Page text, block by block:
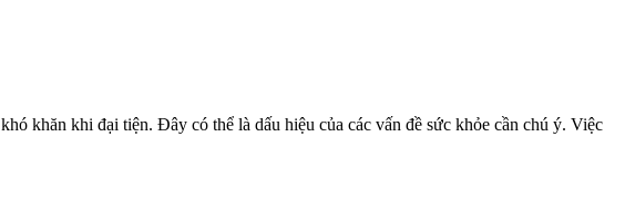
khăn khi đại tiện. Đây có thể là dấu hiệu của các vấn đề sức khỏe cần chú ý. Việc